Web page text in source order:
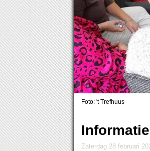
Foto: 't Trefhuus
zaterdag 28 februari